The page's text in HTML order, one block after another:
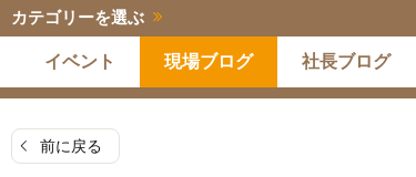
カテゴリーを選ぶ
イベント 現場ブログ 社長ブログ
前に戻る